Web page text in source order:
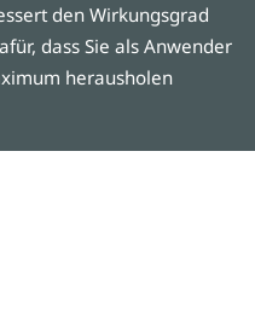
den Wirkungsgrad
dass Sie als Anwender
herausholen